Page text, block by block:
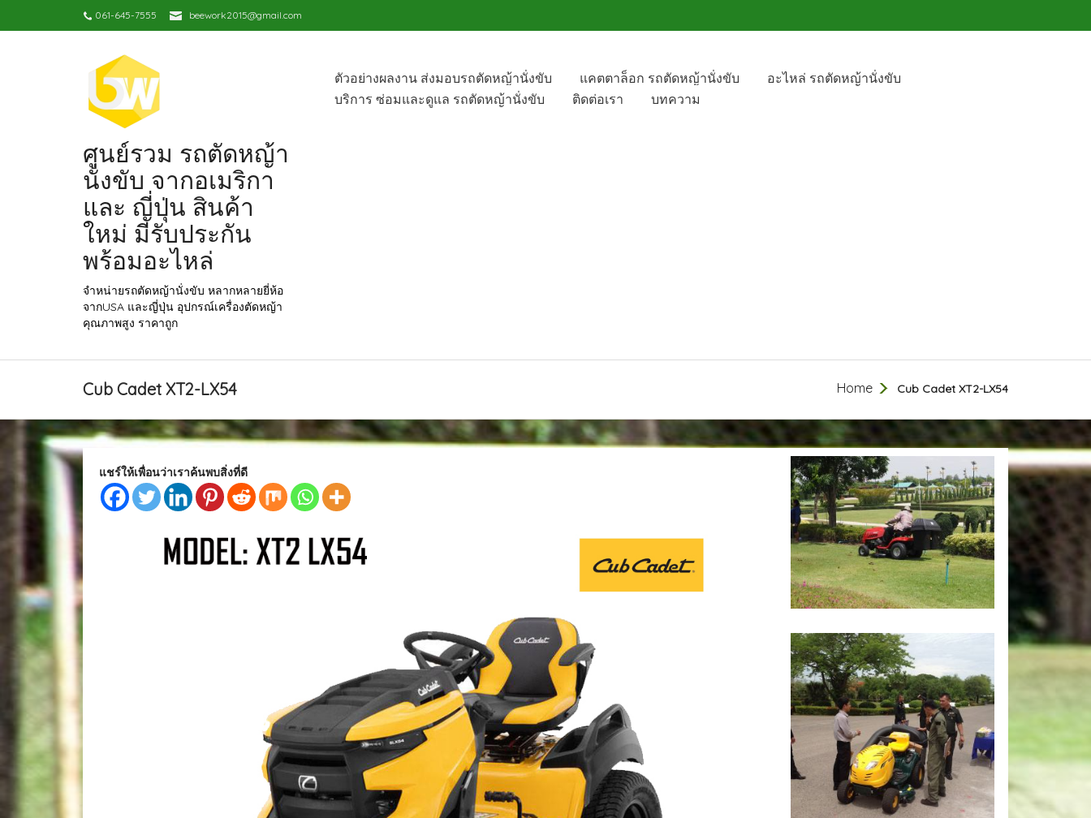
061-645-7555 beework2015@gmail.com
ศูนย์รวม รถตัดหญ้า
นั่งขับ จากอเมริกา
และ ญี่ปุ่น สินค้า
ใหม่ มีรับประกัน
พร้อมอะไหล่
จำหน่ายรถตัดหญ้านั่งขับ หลากหลายยี่ห้อ
จากUSA และญี่ปุ่น อุปกรณ์เครื่องตัดหญ้า
คุณภาพสูง ราคาถูก
ตัวอย่างผลงาน ส่งมอบรถตัดหญ้านั่งขับ แคตตาล็อก รถตัดหญ้านั่งขับ
อะไหล่ รถตัดหญ้านั่งขับ
บริการ ซ่อมและดูแล รถตัดหญ้านั่งขับ
ติดต่อเรา บทความ
Cub Cadet XT2-LX54 Home Cub Cadet XT2-LX54
แชร์ให้เพื่อนว่าเราค้นพบสิ่งที่ดี